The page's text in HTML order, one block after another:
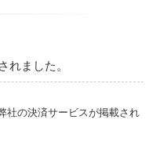
れました。
社の決済サービスが掲載され